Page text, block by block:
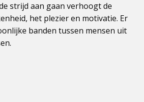
strijd aan gaan verhoogt de
het plezier en motivatie. Er
banden tussen mensen uit